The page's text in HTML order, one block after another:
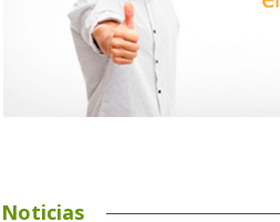
Noticias